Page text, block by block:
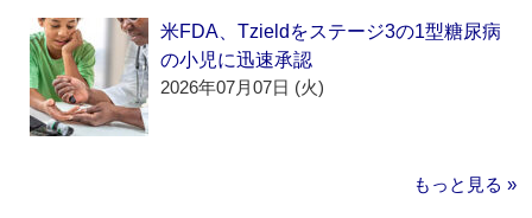
米FDA、Tzieldをステージ3の1型糖尿病
の小児に迅速承認
2026年07月07日 (火)
もっと見る »